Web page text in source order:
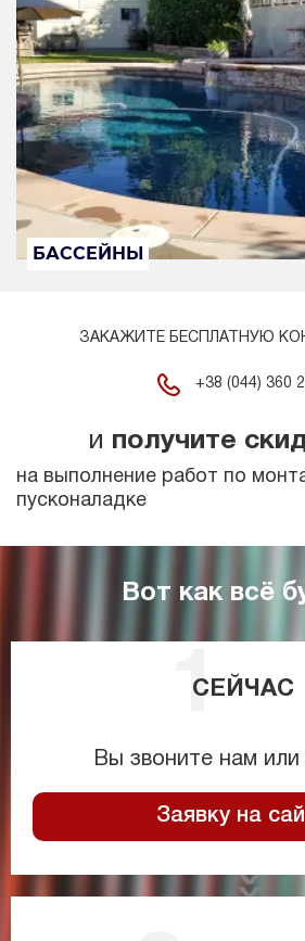
БАССЕЙНЫ
ЗАКАЖИТЕ БЕСПЛАТНУЮ
+38 (044) 360
и получите
на выполнение работ по
пусконаладке
Вот как всё
СЕЙЧАС
Вы звоните нам или
Заявку на